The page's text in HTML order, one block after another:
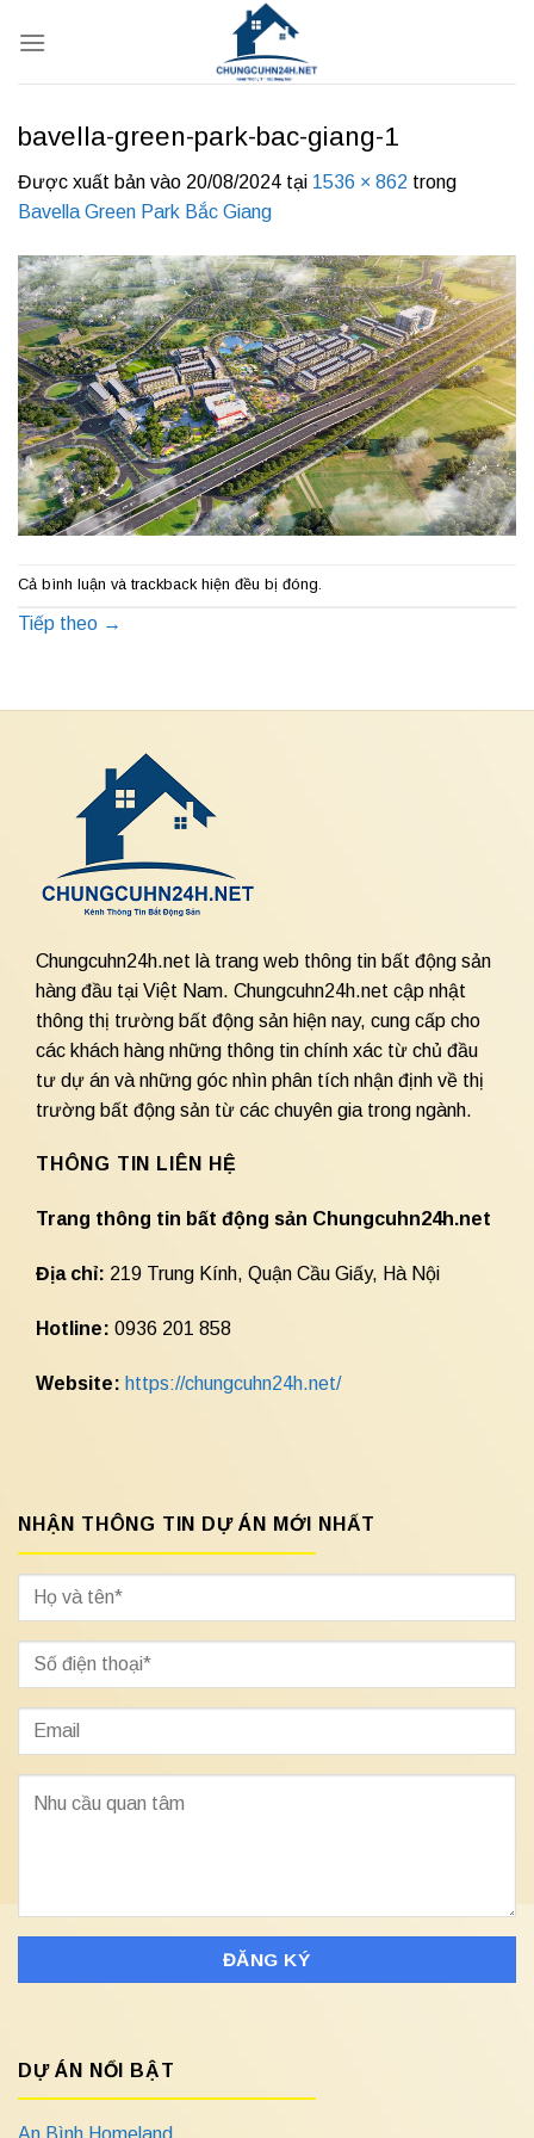
qua
bavella-green-park-bac-giang-1
Được xuất bản vào 20/08/2024 tại 1536 × 862 trong
Bavella Green Park Bắc Giang
Cả bình luận và trackback hiện đều bị đóng.
Tiếp theo →
Chungcuhn24h.net là trang web thông tin bất động sản
hàng đầu tại Việt Nam. Chungcuhn24h.net cập nhật
thông thị trường bất động sản hiện nay, cung cấp cho
các khách hàng những thông tin chính xác từ chủ đầu
tư dự án và những góc nhìn phân tích nhận định về thị
trường bất động sản từ các chuyên gia trong ngành.
THÔNG TIN LIÊN HỆ
Trang thông tin bất động sản Chungcuhn24h.net
Địa chỉ: 219 Trung Kính, Quận Cầu Giấy, Hà Nội
Hotline: 0936 201 858
Website: https://chungcuhn24h.net/
NHẬN THÔNG TIN DỰ ÁN MỚI NHẤT
DỰ ÁN NỔI BẬT